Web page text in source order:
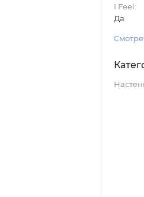
I Feel:
Да